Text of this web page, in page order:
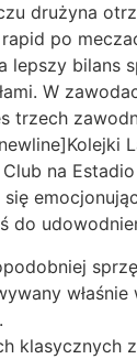
drużyna
po
lepszy bilans
W
trzech
na
do
właśnie
klasycznych